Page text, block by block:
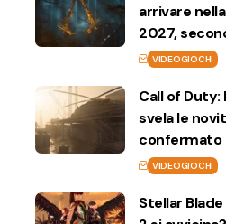
arrivare
2027,
VIDEOGIOCHI
Call of
svela le
confermato
VIDEOGIOCHI
Stellar